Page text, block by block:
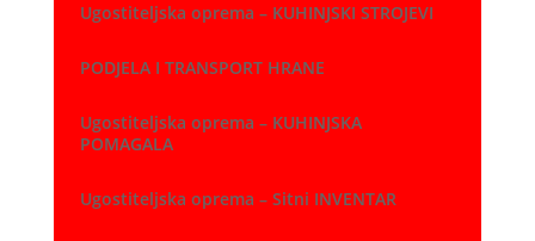
Ugostiteljska oprema – KUHINJSKI STROJEVI
PODJELA I TRANSPORT HRANE
Ugostiteljska oprema – KUHINJSKA
POMAGALA
Ugostiteljska oprema – Sitni INVENTAR